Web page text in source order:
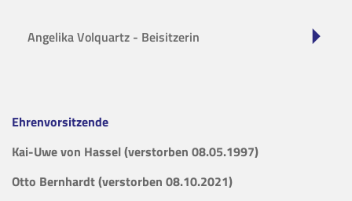
Angelika Volquartz - Beisitzerin
Ehrenvorsitzende
Kai-Uwe von Hassel (verstorben 08.05.1997)
Otto Bernhardt (verstorben 08.10.2021)